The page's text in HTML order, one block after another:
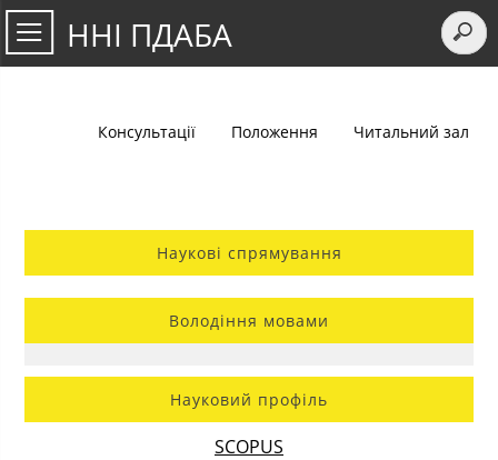
ННІ ПДАБА
Консультації Положення Читальний зал
Наукові спрямування
Володіння мовами
Науковий профіль
SCOPUS